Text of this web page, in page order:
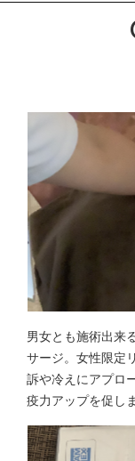
男女とも施術出来
サージ。女性限定
訴や冷えにアプロ
疫力アップを促し